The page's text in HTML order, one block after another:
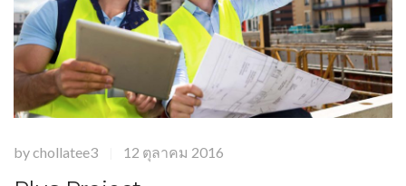
bychollatee3 12 ตุลาคม 2016